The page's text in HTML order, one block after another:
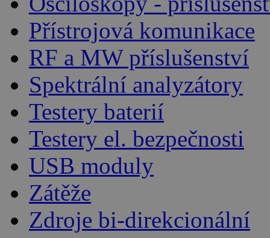
Přístrojová komunikace
RF a MW příslušenství
Spektrální analyzátory
Testery baterií
Testery el. bezpečnosti
USB moduly
Zátěže
Zdroje bi-direkcionální